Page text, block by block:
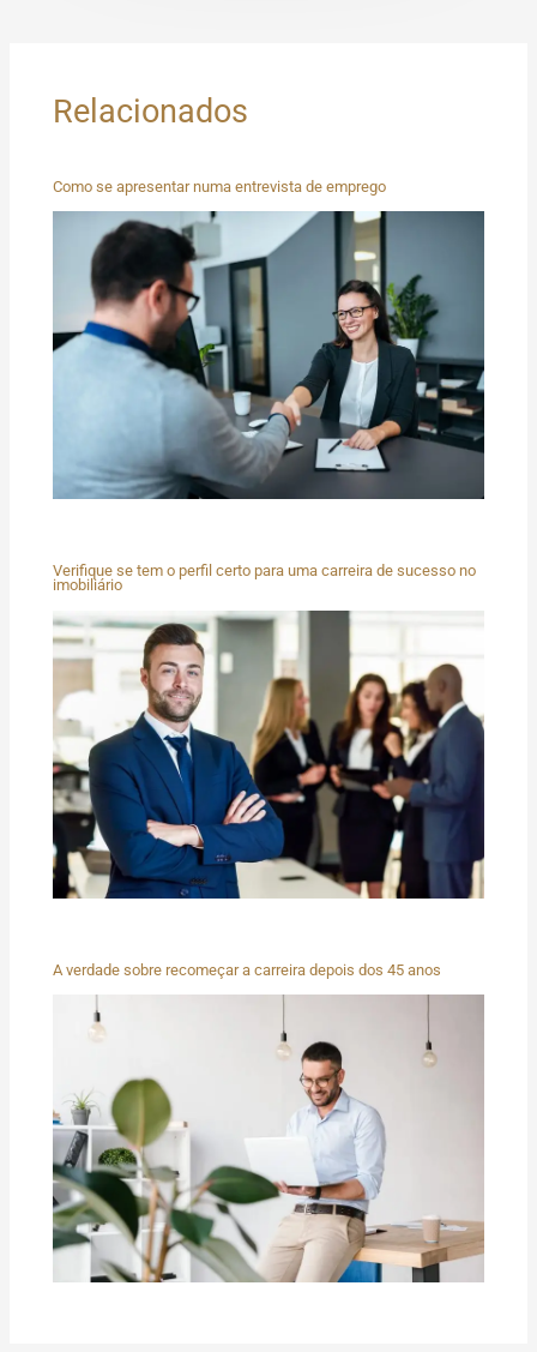
Relacionados
Como se apresentar numa entrevista de emprego
Verifique se tem o perfil certo para uma carreira de sucesso no
imobiliário
A verdade sobre recomeçar a carreira depois dos 45 anos